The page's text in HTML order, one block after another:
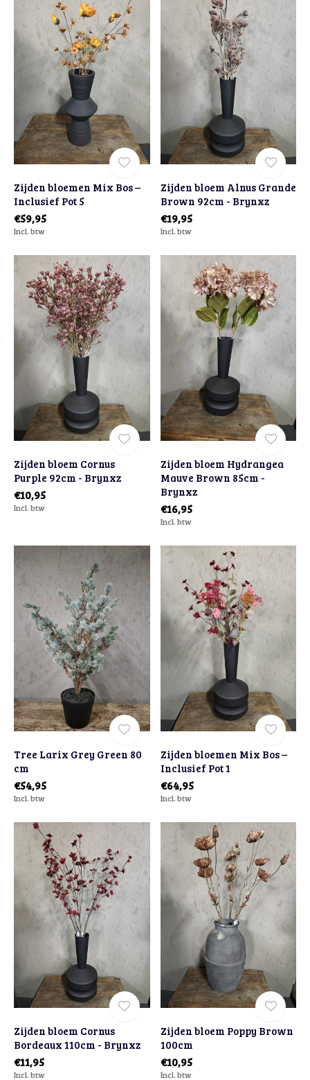
Zijden bloemen Mix Bos –
Inclusief Pot 5
€59,95
Incl. btw
Zijden bloem Alnus Grande
Brown 92cm - Brynxz
€19,95
Incl. btw
Zijden bloem Cornus
Purple 92cm - Brynxz
€10,95
Incl. btw
Zijden bloem Hydrangea
Mauve Brown 85cm -
Brynxz
€16,95
Incl. btw
Tree Larix Grey Green 80
cm
€54,95
Incl. btw
Zijden bloemen Mix Bos –
Inclusief Pot 1
€64,95
Incl. btw
Zijden bloem Cornus
Bordeaux 110cm - Brynxz
€11,95
Incl. btw
Zijden bloem Poppy Brown
100cm
€10,95
Incl. btw